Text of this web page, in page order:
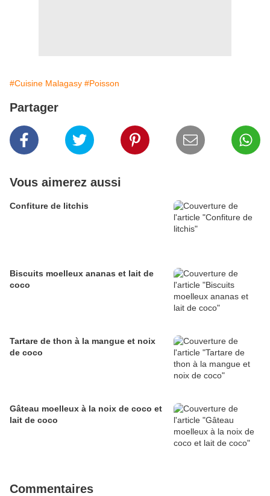
#Cuisine Malagasy #Poisson
Partager
Vous aimerez aussi
Confiture de litchis
Biscuits moelleux ananas et lait de
coco
Tartare de thon à la mangue et noix
de coco
Gâteau moelleux à la noix de coco et
lait de coco
Commentaires